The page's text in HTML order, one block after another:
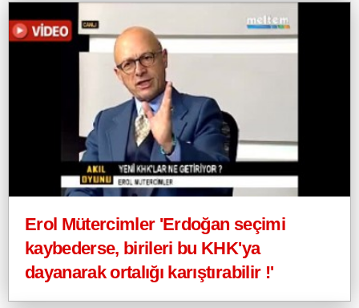
Erol Mütercimler 'Erdoğan seçimi
kaybederse, birileri bu KHK'ya
dayanarak ortalığı karıştırabilir !'